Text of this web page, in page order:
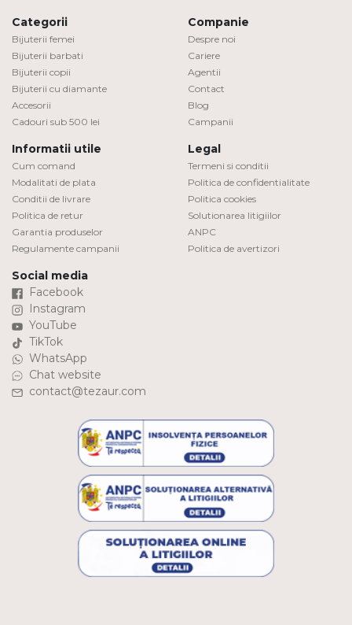
Categorii
Bijuterii femei
Bijuterii barbati
Bijuterii copii
Bijuterii cu diamante
Accesorii
Cadouri sub 500 lei
Companie
Despre noi
Cariere
Agentii
Contact
Blog
Campanii
Informatii utile
Cum comand
Modalitati de plata
Conditii de livrare
Politica de retur
Garantia produselor
Regulamente campanii
Legal
Termeni si conditii
Politica de confidentialitate
Politica cookies
Solutionarea litigiilor
ANPC
Politica de avertizori
Social media
Facebook
Instagram
YouTube
TikTok
WhatsApp
Chat website
contact@tezaur.com